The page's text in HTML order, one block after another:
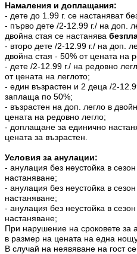
Намаления и доплащания:
- дете до 1.99 г. се настаняват
- първо дете /2-12.99 г./ на доп.
двойна стая се настанява
- второ дете /2-12.99 г./ на доп.
двойна стая - 50% от цената на
- дете /2-12.99 г./ на редовно
от цената на леглото;
- един възрастен и 2 деца /2-
заплаща по 50%;
- възрастен на доп. легло в
цената на редовно легло;
- доплащане за единично
цената за възрастен.
Условия за анулации:
- анулация без неустойка в
настаняване;
- анулация без неустойка в
настаняване;
- анулация без неустойка в
настаняване;
При нарушение на сроковете за
в размер на цената на една
В случай на неявяване на гост